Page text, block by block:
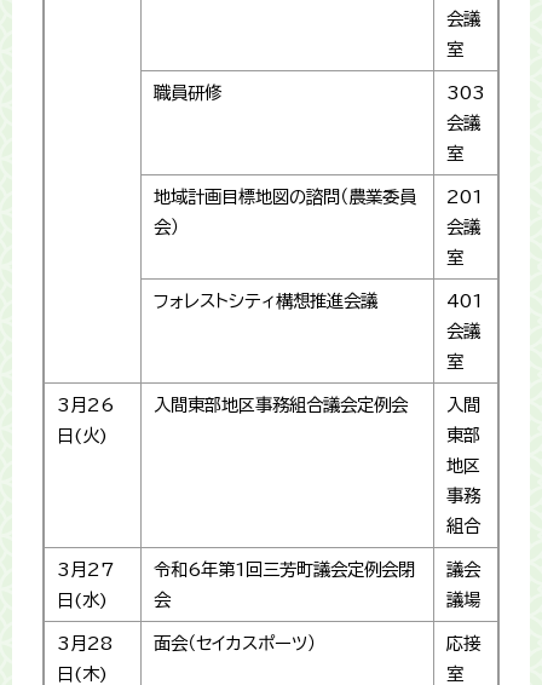
会議
室
職員研修
303
会議
室
地域計画目標地図の諮問（農業委員
会）
201
会議
室
フォレストシティ構想推進会議
401
会議
室
3月26
日(火)
入間東部地区事務組合議会定例会
入間
東部
地区
事務
組合
3月27
日(水)
令和6年第1回三芳町議会定例会閉
会
議会
議場
3月28
日(木)
面会（セイカスポーツ）
応接
室